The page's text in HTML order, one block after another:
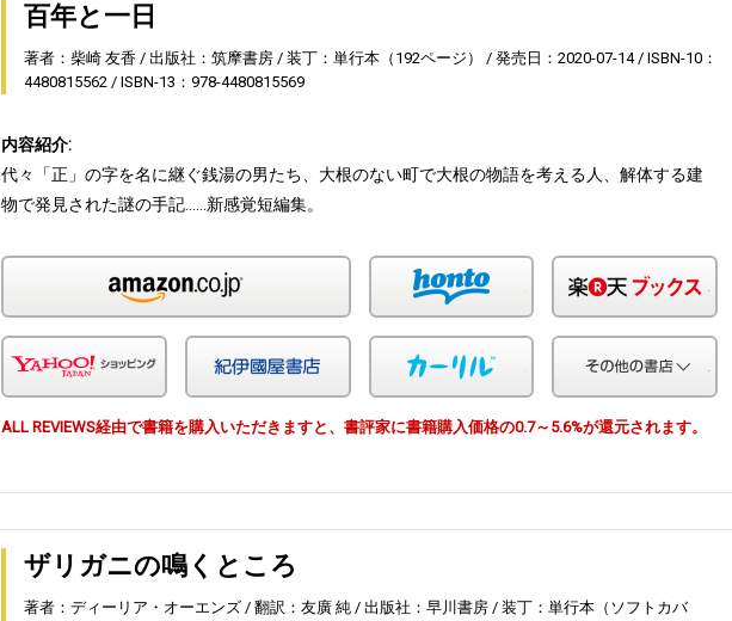
百年と一日
著者：柴崎 友香 出版社：筑摩書房 装丁：単行本（192ページ） 発売日：2020-07-14
ISBN-10：
4480815562
ISBN-13：978-4480815569
内容紹介:
代々「正」の字を名に継ぐ銭湯の男たち、大根のない町で大根の物語を考える人、解体する建
物で発見された謎の手記……新感覚短編集。
honto
Yahoo!ショッピング 紀伊国屋 カーリル
ALL REVIEWS経由で書籍を購入いただきますと、書評家に書籍購入価格の0.7～5.6%が還元されます。
ザリガニの鳴くところ
著者：ディーリア・オーエンズ 翻訳：友廣 純 出版社：早川書房
装丁：単行本（ソフトカバ